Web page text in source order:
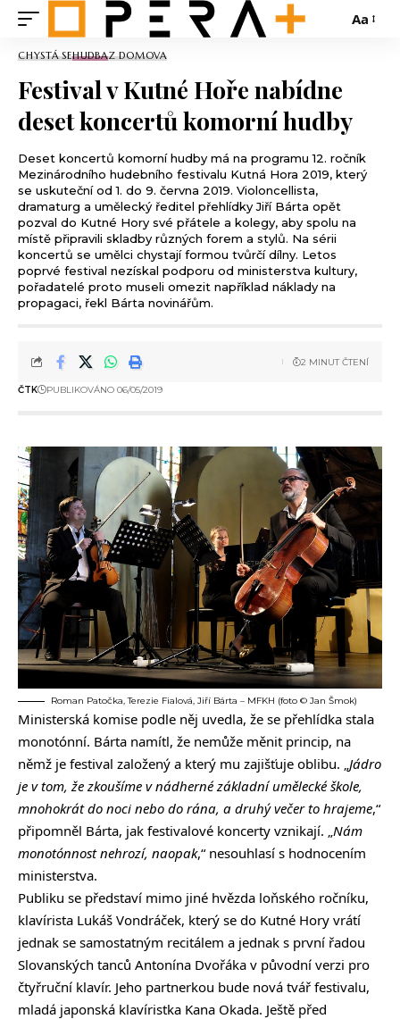
Aa
CHYSTÁ SEHUDBAZ DOMOVA
Festival v Kutné Hoře nabídne
deset koncertů komorní hudby
Deset koncertů komorní hudby má na programu 12. ročník
Mezinárodního hudebního festivalu Kutná Hora 2019, který
se uskuteční od 1. do 9. června 2019. Violoncellista,
dramaturg a umělecký ředitel přehlídky Jiří Bárta opět
pozval do Kutné Hory své přátele a kolegy, aby spolu na
místě připravili skladby různých forem a stylů. Na sérii
koncertů se umělci chystají formou tvůrčí dílny. Letos
poprvé festival nezískal podporu od ministerstva kultury,
pořadatelé proto museli omezit například náklady na
propagaci, řekl Bárta novinářům.
ČTK PUBLIKOVÁNO 06/05/2019
2 MINUT ČTENÍ
Roman Patočka, Terezie Fialová, Jiří Bárta – MFKH (foto © Jan Šmok)
Ministerská komise podle něj uvedla, že se přehlídka stala
monotónní. Bárta namítl, že nemůže měnit princip, na
němž je festival založený a který mu zajišťuje oblibu. „Jádro
je v tom, že zkoušíme v nádherné základní umělecké škole,
mnohokrát do noci nebo do rána, a druhý večer to hrajeme,“
připomněl Bárta, jak festivalové koncerty vznikají. „Nám
monotónnost nehrozí, naopak,“ nesouhlasí s hodnocením
ministerstva.
Publiku se představí mimo jiné hvězda loňského ročníku,
klavírista Lukáš Vondráček, který se do Kutné Hory vrátí
jednak se samostatným recitálem a jednak s první řadou
Slovanských tanců Antonína Dvořáka v původní verzi pro
čtyřruční klavír. Jeho partnerkou bude nová tvář festivalu,
mladá japonská klavíristka Kana Okada. Ještě před